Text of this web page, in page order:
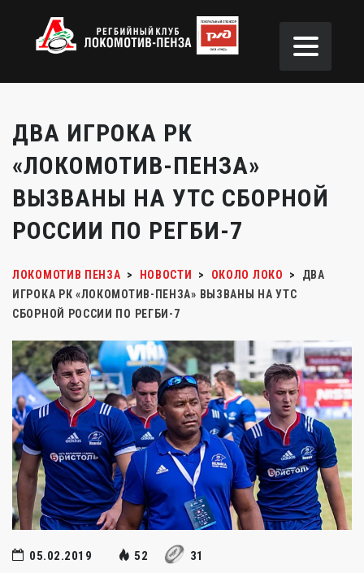
ДВА ИГРОКА РК
«ЛОКОМОТИВ-ПЕНЗА»
ВЫЗВАНЫ НА УТС СБОРНОЙ
РОССИИ ПО РЕГБИ-7
ЛОКОМОТИВ ПЕНЗА > НОВОСТИ > ОКОЛО ЛОКО >
ДВА
ИГРОКА РК «ЛОКОМОТИВ-ПЕНЗА» ВЫЗВАНЫ НА УТС
СБОРНОЙ РОССИИ ПО РЕГБИ-7
05.02.2019 52 31